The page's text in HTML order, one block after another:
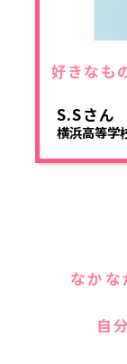
好きなも
S.Sさん
横浜高等学
なかな
自